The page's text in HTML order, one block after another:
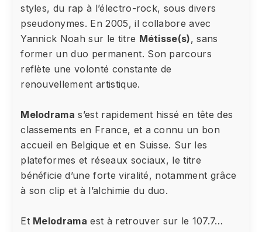
styles, du rap à l’électro-rock, sous divers
pseudonymes. En 2005, il collabore avec
Yannick Noah sur le titre Métisse(s), sans
former un duo permanent. Son parcours
reflète une volonté constante de
renouvellement artistique.
Melodrama s’est rapidement hissé en tête des
classements en France, et a connu un bon
accueil en Belgique et en Suisse. Sur les
plateformes et réseaux sociaux, le titre
bénéficie d’une forte viralité, notamment grâce
à son clip et à l’alchimie du duo.
Et Melodrama est à retrouver sur le 107.7…